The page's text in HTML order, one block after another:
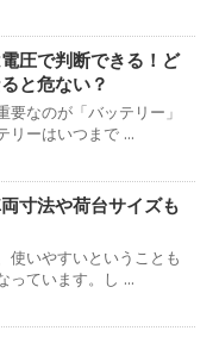
圧で判断できる！ど
と危ない？
なのが「バッテリー」
リーはいつまで ...
寸法や荷台サイズも
使いやすいということも
っています。し ...